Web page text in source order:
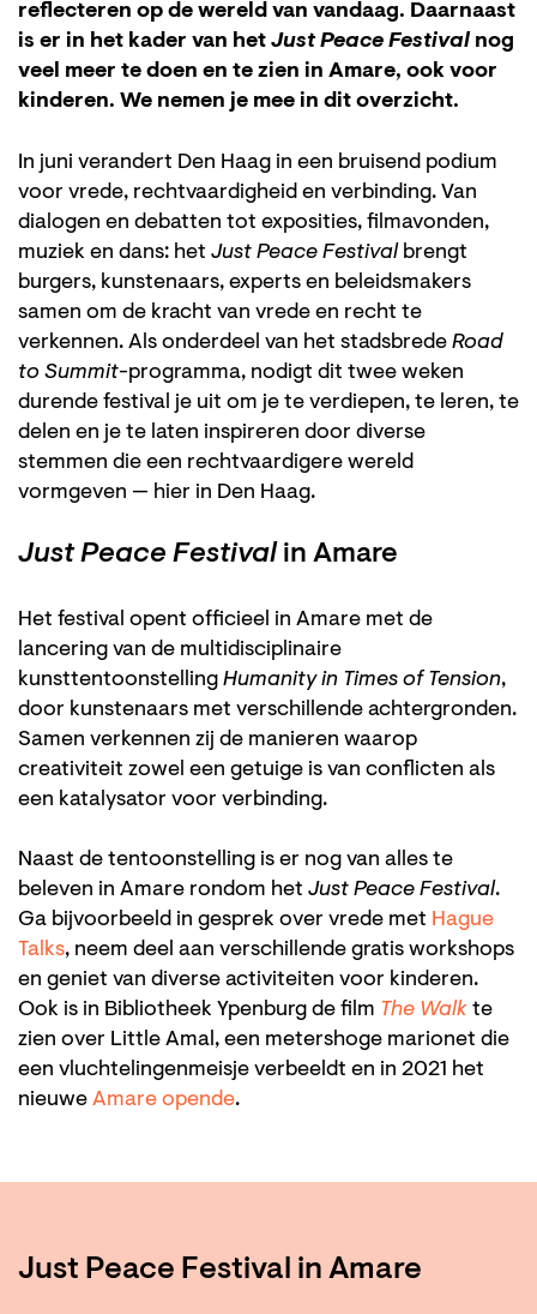
reflecteren op de wereld van vandaag. Daarnaast
is er in het kader van het Just Peace Festival nog
veel meer te doen en te zien in Amare, ook voor
kinderen. We nemen je mee in dit overzicht.
In juni verandert Den Haag in een bruisend podium
voor vrede, rechtvaardigheid en verbinding. Van
dialogen en debatten tot exposities, filmavonden,
muziek en dans: het Just Peace Festival brengt
burgers, kunstenaars, experts en beleidsmakers
samen om de kracht van vrede en recht te
verkennen. Als onderdeel van het stadsbrede Road
to Summit-programma, nodigt dit twee weken
durende festival je uit om je te verdiepen, te leren, te
delen en je te laten inspireren door diverse
stemmen die een rechtvaardigere wereld
vormgeven — hier in Den Haag.
Just Peace Festival in Amare
Het festival opent officieel in Amare met de
lancering van de multidisciplinaire
kunsttentoonstelling Humanity in Times of Tension,
door kunstenaars met verschillende achtergronden.
Samen verkennen zij de manieren waarop
creativiteit zowel een getuige is van conflicten als
een katalysator voor verbinding.
Naast de tentoonstelling is er nog van alles te
beleven in Amare rondom het Just Peace Festival.
Ga bijvoorbeeld in gesprek over vrede met Hague
Talks, neem deel aan verschillende gratis workshops
en geniet van diverse activiteiten voor kinderen.
Ook is in Bibliotheek Ypenburg de film The Walk te
zien over Little Amal, een metershoge marionet die
een vluchtelingenmeisje verbeeldt en in 2021 het
nieuwe Amare opende.
Just Peace Festival in Amare